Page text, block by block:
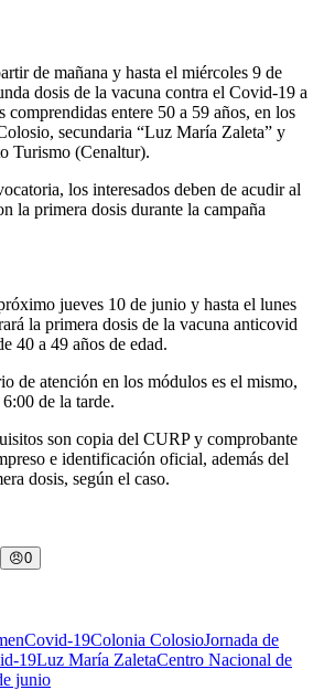
de mañana y hasta el miércoles 9 de
dosis de la vacuna contra el Covid-19 a
comprendidas entere 50 a 59 años, en los
secundaria “Luz María Zaleta” y
Turismo (Cenaltur).
los interesados deben de acudir al
la primera dosis durante la campaña
jueves 10 de junio y hasta el lunes
la primera dosis de la vacuna anticovid
40 a 49 años de edad.
de atención en los módulos es el mismo,
de la tarde.
son copia del CURP y comprobante
e identificación oficial, además del
dosis, según el caso.
😠0
Covid-19Colonia ColosioJornada de
19Luz María ZaletaCentro Nacional de
junio